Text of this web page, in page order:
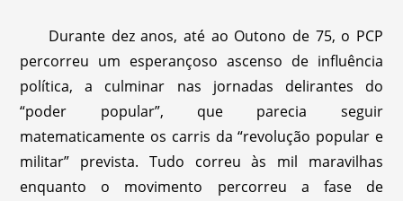
Durante dez anos, até ao Outono de 75, o PCP
percorreu um esperançoso ascenso de influência
política, a culminar nas jornadas delirantes do
“poder popular”, que parecia seguir
matematicamente os carris da “revolução popular e
militar” prevista. Tudo correu às mil maravilhas
enquanto o movimento percorreu a fase de